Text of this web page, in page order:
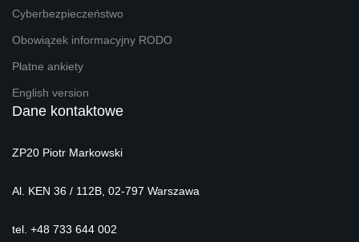
Cyberbezpieczeństwo
Obowiązek informacyjny RODO
Płatne ankiety
English version
Dane kontaktowe
ZP20 Piotr Markowski
Al. KEN 36 / 112B, 02-797 Warszawa
tel. +48 733 644 002